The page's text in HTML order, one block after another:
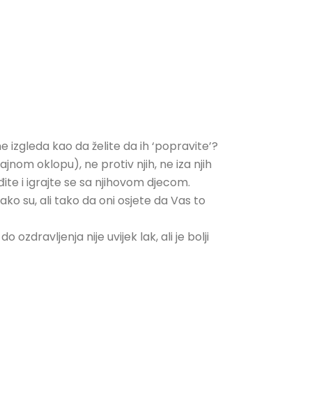
kao da želite da ih ‘popravite’?
oklopu), ne protiv njih, ne iza njih
i igrajte se sa njihovom djecom.
su, ali tako da oni osjete da Vas to
ozdravljenja nije uvijek lak, ali je bolji